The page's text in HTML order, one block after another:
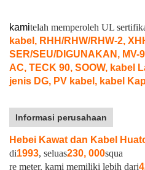
kamitelah memperoleh UL
kabel, RHH/RHW/RHW-2,
SER/SEU/DIGUNAKAN, MV-
AC, TECK 90, SOOW, kabel
jenis DG, PV kabel, kabel
Informasi perusahaan
Hebei Kawat dan Kabel
di1993, seluas230, 000squa
re meter. kami memiliki lebih dari